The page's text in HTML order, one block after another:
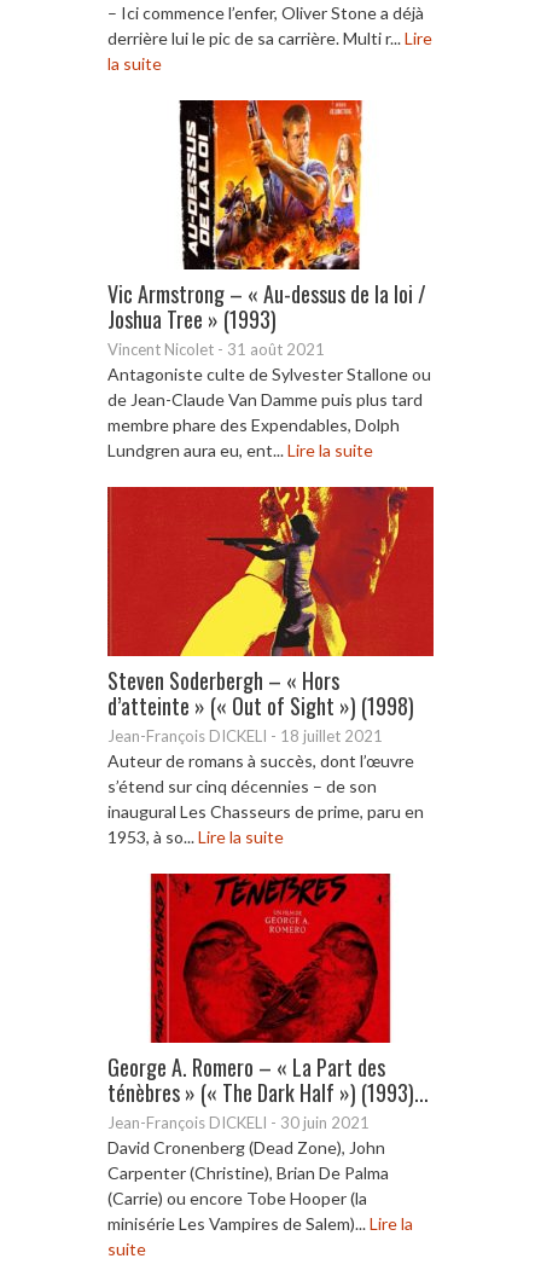
– Ici commence l’enfer, Oliver Stone a déjà
derrière lui le pic de sa carrière. Multi r...Lire
la suite
Vic Armstrong – « Au-dessus de la loi /
Joshua Tree » (1993)
Vincent Nicolet - 31 août 2021
Antagoniste culte de Sylvester Stallone ou
de Jean-Claude Van Damme puis plus tard
membre phare des Expendables, Dolph
Lundgren aura eu, ent...Lire la suite
Steven Soderbergh – « Hors
d’atteinte » (« Out of Sight ») (1998)
Jean-François DICKELI - 18 juillet 2021
Auteur de romans à succès, dont l’œuvre
s’étend sur cinq décennies – de son
inaugural Les Chasseurs de prime, paru en
1953, à so...Lire la suite
George A. Romero – « La Part des
ténèbres » (« The Dark Half ») (1993)...
Jean-François DICKELI - 30 juin 2021
David Cronenberg (Dead Zone), John
Carpenter (Christine), Brian De Palma
(Carrie) ou encore Tobe Hooper (la
minisérie Les Vampires de Salem)...Lire la
suite